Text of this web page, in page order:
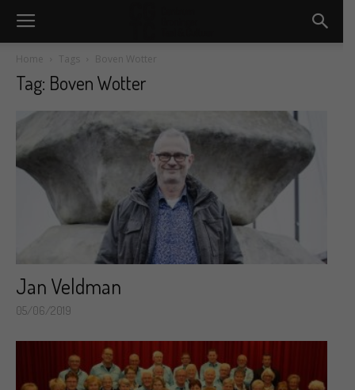
Home Tags Boven Wotter
Tag: Boven Wotter
Jan Veldman
05/06/2019